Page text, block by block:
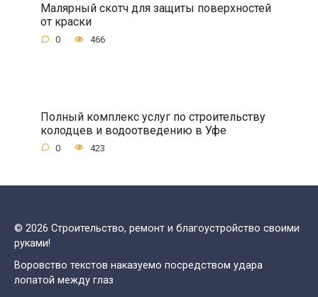
Малярный скотч для защиты поверхностей
от краски
0 466
Полный комплекс услуг по строительству
колодцев и водоотведению в Уфе
0 423
© 2026 Строительство, ремонт и благоустройство своими
руками!
Воровство текстов наказуемо посредством удара
лопатой между глаз